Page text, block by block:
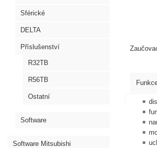
Sférické
DELTA
Příslušenství
R32TB
R56TB
Ostatní
Software
Software Mitsubishi